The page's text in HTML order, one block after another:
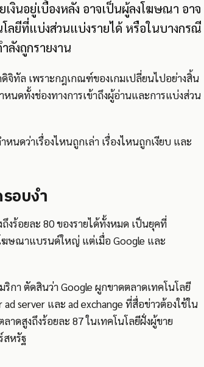
นอยู่เบื้องหลัง อาจเป็นผู้ลงโฆษณา อาจ
ยีที่แบ่งส่วนแบ่งรายได้ หรือในบางกรณี
งถูกรายงาน
จิทัล เพราะกฎเกณฑ์ของเกมเปลี่ยนไปอย่างสิ้น
นดทั้งช่องทางการเข้าถึงผู้อ่านและการแบ่งส่วน
นดว่าเรื่องไหนถูกเล่า เรื่องไหนถูกเงียบ และ
อบงำ
งร้อยละ 80 ของรายได้ทั้งหมด เป็นยุคที่
ฆษณาแบรนด์ใหญ่ แต่เมื่อ Google และ
ริกา ตัดสินว่า Google ผูกขาดตลาดเทคโนโลยี
server และ ad exchange ที่สื่อข่าวต้องใช้ใน
ดสูงถึงร้อยละ 87 ในเทคโนโลยีฝั่งผู้ขาย
สหรัฐ